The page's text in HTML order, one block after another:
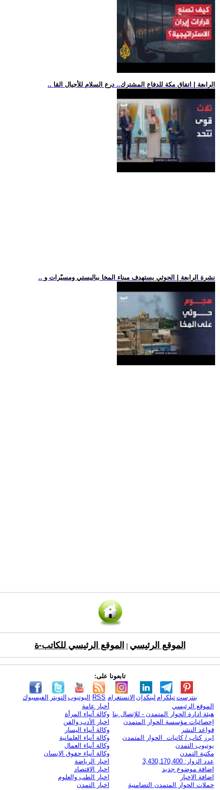
.. الرابعة | اتفاق مكة للدفاع المشترك.. درع السلام للأجيال القا
.. نشرة الرابعة | الحوثي يستهدف ميناء المخا بباليستي ومسيّرات و
الموقع الرئيسي الموقع الرئيسي للكاتب-ة
تابعونا على:
الفيسبوك التويتر اليوتيوب RSS الانستغرام لينكدإن تيلكرامبنترست
الموقع الرئيسي
هيئة ادارة الحوار المتمدن - للإتصال بنا
إحصائيات مؤسسة الحوار المتمدن
قواعد النشر
ابرز كتاب / كاتبات الحوار المتمدن
يوتيوب التمدن
مكتبة التمدن
عدد الزوار: 3,430,170,400
اضافة موضوع جديد
اضافة الاخبار
حملات الحوار المتمدن التضامنية
أخبار عامة
وكالة أنباء المرأة
اخبار الأدب والفن
وكالة أنباء اليسار
وكالة أنباء العلمانية
وكالة أنباء العمال
وكالة أنباء حقوق الإنسان
اخبار الرياضة
اخبار الاقتصاد
اخبار الطب والعلوم
اخبار التمدن